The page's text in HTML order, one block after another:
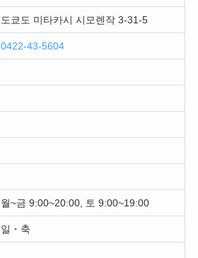
도쿄도 미타카시 시모렌작 3-31-5
0422-43-5604
월~금 9:00~20:00, 토 9:00~19:00
일・축